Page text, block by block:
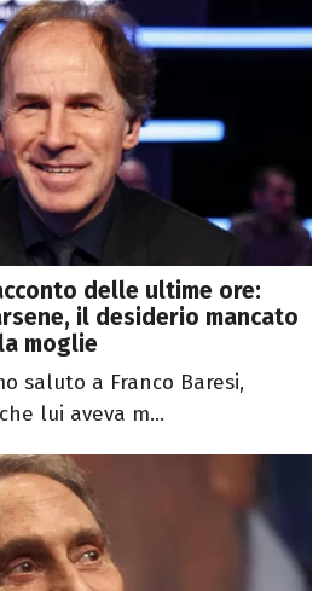
delle ultime ore:
il desiderio mancato
moglie
saluto a Franco Baresi,
lui aveva m...